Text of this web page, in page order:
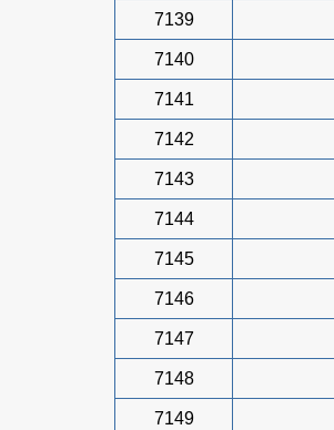
7139
7140
7141
7142
7143
7144
7145
7146
7147
7148
7149